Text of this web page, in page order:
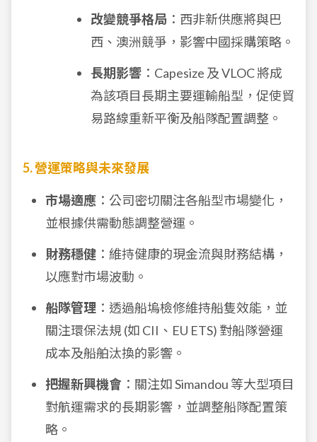
改變競爭格局 ：西非新供應將與巴
西、澳洲競爭，影響中國採購策略。
長期影響 ：Capesize 及 VLOC 將成
為該項目長期主要運輸船型，促使貿
易路線重新平衡及船隊配置調整。
5. 營運策略與未來發展
市場適應 ：公司密切關注各船型市場變化，
並根據供需動態調整營運。
財務穩健 ：維持健康的現金流與財務結構，
以應對市場波動。
船隊管理 ：透過船塢檢修維持船隻效能，並
關注環保法規 (如 CII、EU ETS) 對船隊營運
成本及船舶汰換的影響。
把握新興機會 ：關注如 Simandou 等大型項目
對航運需求的長期影響，並調整船隊配置策
略。